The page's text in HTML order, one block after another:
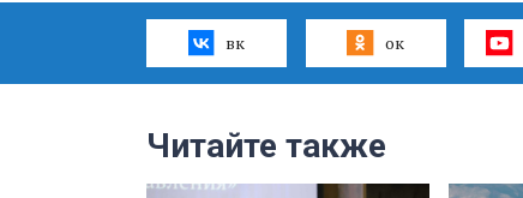
вк ок
Читайте также